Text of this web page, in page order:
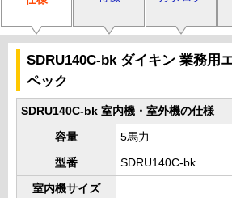
SDRU140C-bk ダイキン 業務用
ペック
SDRU140C-bk 室内機・室外機の仕様
容量 5馬力
型番 SDRU140C-bk
室内機サイズ